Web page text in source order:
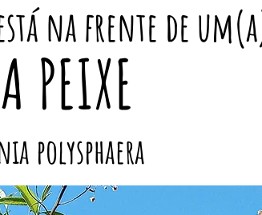
PEIXE
polysphaera
na frente de